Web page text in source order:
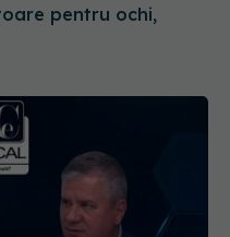
pentru ochi,